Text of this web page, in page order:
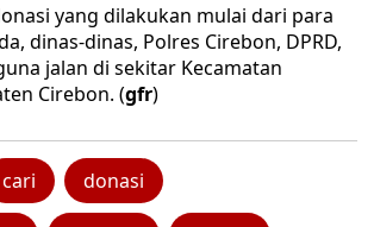
yang dilakukan mulai dari para
dinas-dinas, Polres Cirebon, DPRD,
jalan di sekitar Kecamatan
Cirebon. (gfr)
cari donasi